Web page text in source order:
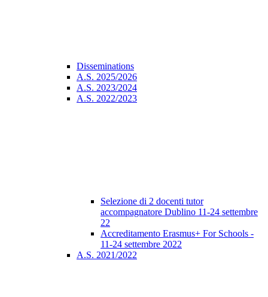
Disseminations
A.S. 2025/2026
A.S. 2023/2024
A.S. 2022/2023
Selezione di 2 docenti tutor
accompagnatore Dublino 11-24 settembre
22
Accreditamento Erasmus+ For Schools -
11-24 settembre 2022
A.S. 2021/2022